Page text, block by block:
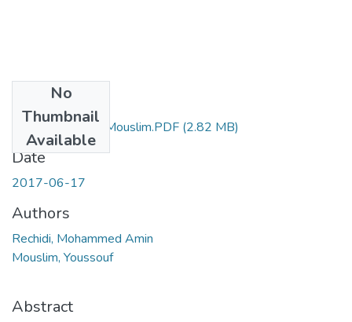
No
Thumbnail
Available
Ms.ELN.Rechidi+Mouslim.PDF (2.82 MB)
Date
2017-06-17
Authors
Rechidi, Mohammed Amin
Mouslim, Youssouf
Abstract